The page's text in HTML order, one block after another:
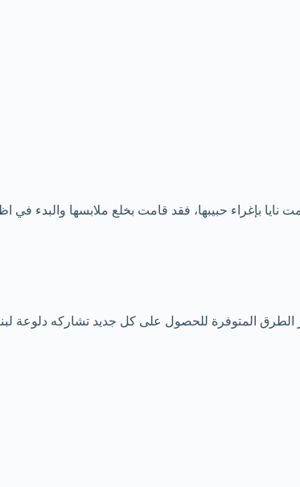
نايا بإغراء حبيبها، فقد قامت بخلع ملابسها والبدء في
الطرق المتوفرة للحصول على كل جديد تشاركه دلوعة